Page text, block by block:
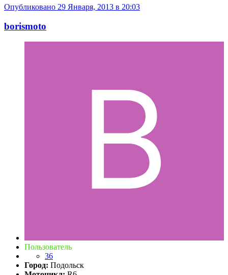
Опубликовано 29 Января, 2013 в 20:03
borismoto
Пользователь
36
Город: Подольск